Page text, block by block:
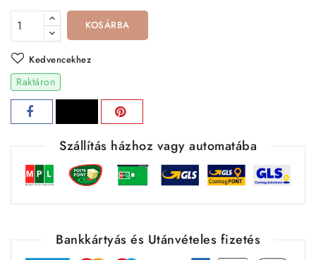
KOSÁRBA
Kedvencekhez
Raktáron
Szállítás házhoz vagy automatába
Bankkártyás és Utánvételes fizetés